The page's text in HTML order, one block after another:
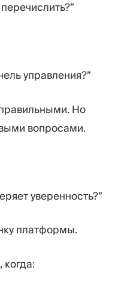
управления?”
Но
вопросами.
уверенность?”
платформы.
когда: